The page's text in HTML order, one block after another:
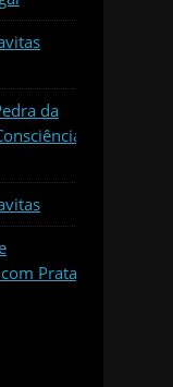
da
Prata